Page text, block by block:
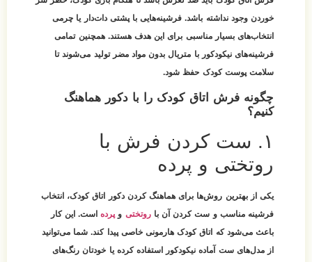
خوردن وجود نداشته باشد. فرشینه‌هایی با پشتی دات‌دار یا چرمی
انتخاب‌های بسیار مناسبی برای این هدف هستند. همچنین تمامی
فرشینه‌های نیکودکور با متریال بدون مواد مضر تولید می‌شوند تا
سلامت پوست کودک حفظ شود.
چگونه فرش اتاق کودک را با دکور هماهنگ
کنیم؟
۱. ست کردن فرش با
روتختی و پرده
یکی از بهترین روش‌ها برای هماهنگ کردن دکور اتاق کودک، انتخاب
فرشینه مناسب و ست کردن آن باروتختی وپردهاست. این کار
باعث می‌شود که اتاق کودک هارمونی خاصی پیدا کند. شما می‌توانید
از مدل‌های ست آماده نیکودکور استفاده کرده یا خودتان رنگ‌های